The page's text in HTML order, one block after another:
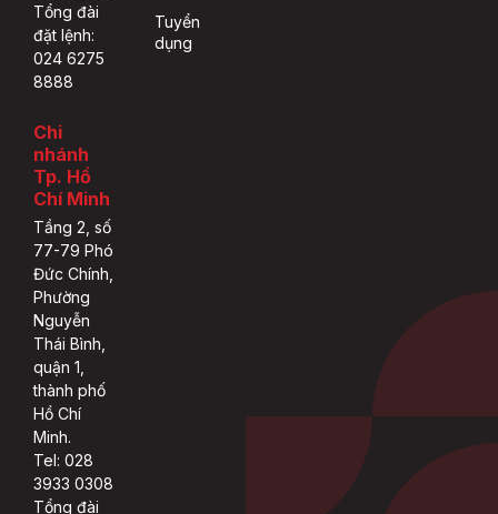
Tổng đài
đặt lệnh:
024 6275
8888
Chi
nhánh
Tp. Hồ
Chí Minh
Tầng 2, số
77-79 Phó
Đức Chính,
Phường
Nguyễn
Thái Bình,
quận 1,
thành phố
Hồ Chí
Minh.
Tel: 028
3933 0308
Tổng đài
Tuyển
dụng